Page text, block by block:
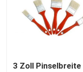
3 Zoll Pinselbreite